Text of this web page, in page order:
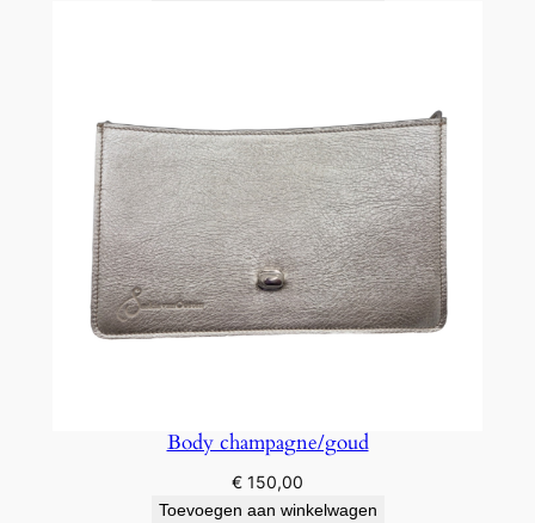
Body champagne/goud
€ 150,00
Toevoegen aan winkelwagen